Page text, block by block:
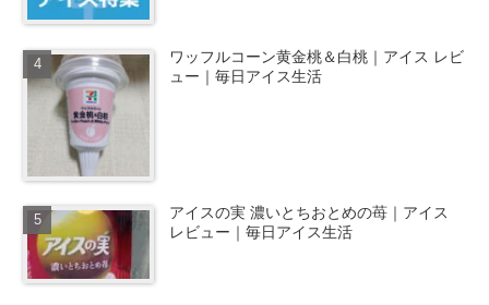
ワッフルコーン黄金桃＆白桃｜アイス レビ
ュー｜毎日アイス生活
アイスの実 濃いとちおとめの苺｜アイス
レビュー｜毎日アイス生活